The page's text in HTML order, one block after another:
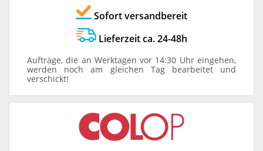
Sofort versandbereit
Lieferzeit ca. 24-48h
Aufträge, die an Werktagen vor 14:30 Uhr eingehen,
werden noch am gleichen Tag bearbeitet und
verschickt!